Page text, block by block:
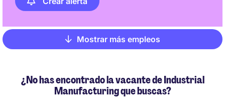
Pagination
Mostrar más empleos
¿No has encontrado la vacante de Industrial
Manufacturing que buscas?